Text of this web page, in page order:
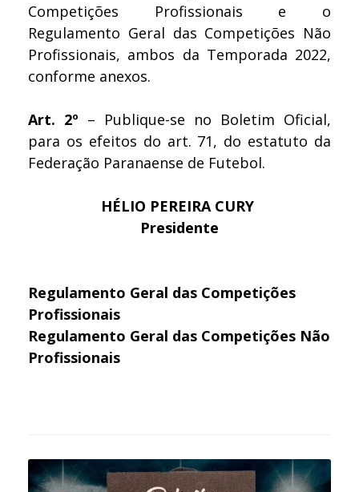
Competições Profissionais e o
Regulamento Geral das Competições Não
Profissionais, ambos da Temporada 2022,
conforme anexos.
Art. 2º – Publique-se no Boletim Oficial,
para os efeitos do art. 71, do estatuto da
Federação Paranaense de Futebol.
HÉLIO PEREIRA CURY
Presidente
Regulamento Geral das Competições
Profissionais
Regulamento Geral das Competições Não
Profissionais